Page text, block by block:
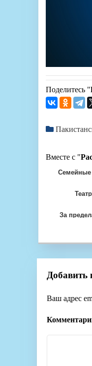
Поделитесь "
Вместе с "
Семейные
За
Добавить
Ваш адрес